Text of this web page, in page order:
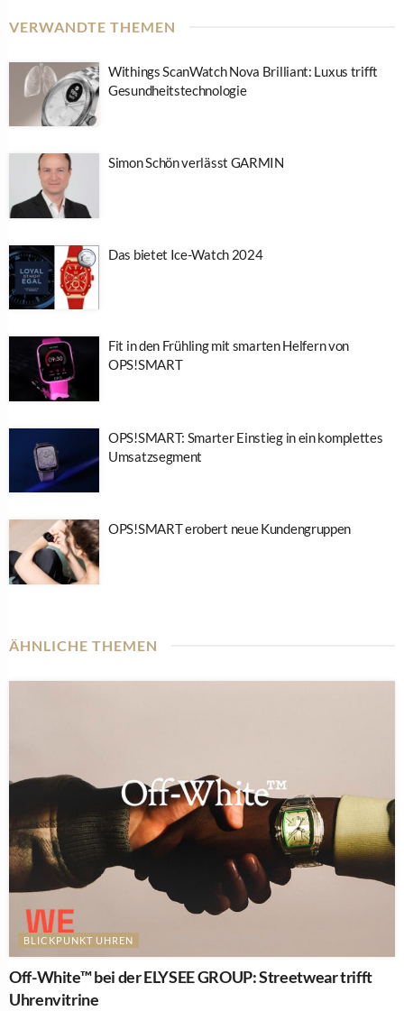
VERWANDTE THEMEN
Withings ScanWatch Nova Brilliant: Luxus trifft
Gesundheitstechnologie
Simon Schön verlässt GARMIN
Das bietet Ice-Watch 2024
Fit in den Frühling mit smarten Helfern von
OPS!SMART
OPS!SMART: Smarter Einstieg in ein komplettes
Umsatzsegment
OPS!SMART erobert neue Kundengruppen
ÄHNLICHE THEMEN
BLICKPUNKT UHREN
Off-White™ bei der ELYSEE GROUP: Streetwear trifft
Uhrenvitrine